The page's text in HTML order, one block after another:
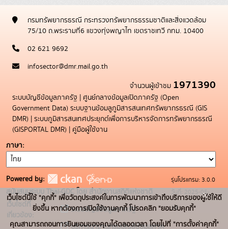
กรมทรัพยากรธรณี กระทรวงทรัพยากรธรรมชาติและสิ่งแวดล้อม
75/10 ถ.พระรามที่6 แขวงทุ่งพญาไท เขตราชเทวี กทม. 10400
02 621 9692
infosector@dmr.mail.go.th
จำนวนผู้เข้าชม 1971390
ระบบบัญชีข้อมูลภาครัฐ | ศูนย์กลางข้อมูลเปิดภาครัฐ (Open
Government Data) ระบบฐานข้อมลูภูมิสารสนเทศทรัพยากรธรณี (GIS
DMR) | ระบบภูมิสารสนเทศประยุกต์เพื่อการบริหารจัดการทรัพยากรธรณี
(GISPORTAL DMR) | คู่มือผู้ใช้งาน
ภาษา
Powered by:
สนับสนุนระบบ Thai-GDC โดย สำนักงานสถิติแห่งชาติ
เว็บไซต์ที่
เกี่ยวข้อง:
ระบบบัญชีข้อมูลภาครัฐ
บริการนามานุกรมบัญชีข้อมูลภาค
รุ่นโปรแกรม: 3.0.0
วันที่: 2025-05-
19
เว็บไซต์นี้ใช้ "คุกกี้" เพื่อวัตถุประสงค์ในการพัฒนาการเข้าถึงบริการของผู้ใช้ให้ดี
ยิ่งขึ้น หากต้องการเปิดใช้งานคุกกี้ โปรดคลิก "ยอมรับคุกกี้"
คุณสามารถถอนการยินยอมของคุณได้ตลอดเวลา โดยไปที่ "การตั้งค่าคุกกี้"
x